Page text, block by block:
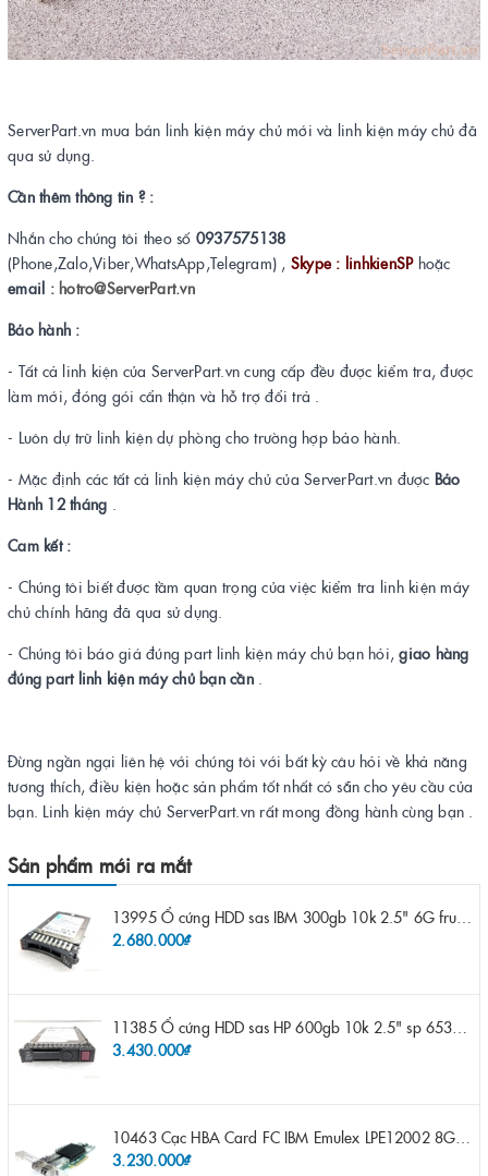
ServerPart.vn mua bán linh kiện máy chủ mới và linh kiện máy chủ đã
qua sử dụng.
Cần thêm thông tin ? :
Nhắn cho chúng tôi theo số 0937575138
(Phone,Zalo,Viber,WhatsApp,Telegram) , Skype : linhkienSPhoặc
email : hotro@ServerPart.vn
Bảo hành :
- Tất cả linh kiện của ServerPart.vn cung cấp đều được kiểm tra, được
làm mới, đóng gói cẩn thận và hỗ trợ đổi trả .
- Luôn dự trữ linh kiện dự phòng cho trường hợp bảo hành.
- Mặc định các tất cả linh kiện máy chủ của ServerPart.vn được Bảo
Hành 12 tháng .
Cam kết :
- Chúng tôi biết được tầm quan trọng của việc kiểm tra linh kiện máy
chủ chính hãng đã qua sử dụng.
- Chúng tôi báo giá đúng part linh kiện máy chủ bạn hỏi,giao hàng
đúng part linh kiện máy chủ bạn cần.
Đừng ngần ngại liên hệ với chúng tôi với bất kỳ câu hỏi về khả năng
tương thích, điều kiện hoặc sản phẩm tốt nhất có sẵn cho yêu cầu của
bạn. Linh kiện máy chủ ServerPart.vn rất mong đồng hành cùng bạn .
Sản phẩm mới ra mắt
13995 Ổ cứng HDD sas IBM 300gb 10k 2.5" 6G fru 44W2265 opt 44W2264 pn 44W2268 ST9300503SS
2.680.000₫
11385 Ổ cứng HDD sas HP 600gb 10k 2.5" sp 653957-001 pn 619286-003 pn 641552-003 pn 689287-003 652583-B21
3.430.000₫
10463 Cạc HBA Card FC IBM Emulex LPE12002 8Gb 2 port FC SFP fru 42D0500 pn 42D0496 opt 42D0494 LPE12002
3.230.000₫